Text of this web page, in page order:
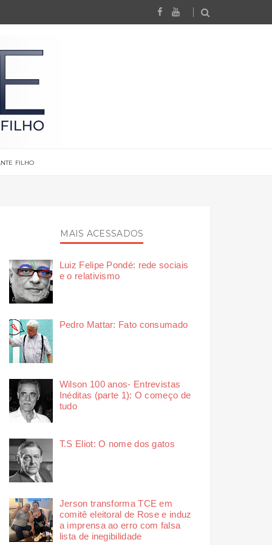
FILHO
MAIS ACESSADOS
Luiz Felipe Pondé: rede sociais
e o relativismo
Pedro Mattar: Fato consumado
Wilson 100 anos- Entrevistas
Inéditas (parte 1): O começo de
tudo
T.S Eliot: O nome dos gatos
Jerson transforma TCE em
comitê eleitoral de Rose e induz
a imprensa ao erro com falsa
lista de inegibilidade